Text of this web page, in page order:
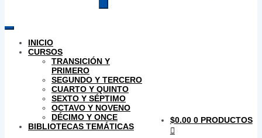
productos
INICIO
CURSOS
TRANSICIÓN Y
PRIMERO
SEGUNDO Y TERCERO
CUARTO Y QUINTO
SEXTO Y SÉPTIMO
OCTAVO Y NOVENO
DÉCIMO Y ONCE
BIBLIOTECAS TEMÁTICAS
$0.00 0 PRODUCTOS